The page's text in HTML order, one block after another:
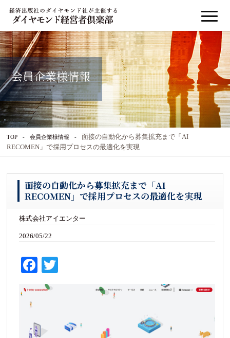
会員企業様情報
TOP 会員企業様情報
面接の自動化から募集拡充まで「AI
RECOMEN」で採用プロセスの最適化を実現
面接の自動化から募集拡充まで「AI
RECOMEN」で採用プロセスの最適化を実現
株式会社アイエンター
2026/05/22
Fa
ce